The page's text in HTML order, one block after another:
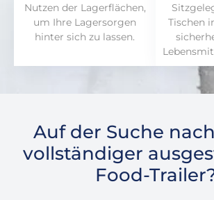
Nutzen der Lagerflächen,
um Ihre Lagersorgen
hinter sich zu lassen.
Tischen
Auf der Suche
vollständiger
Food-